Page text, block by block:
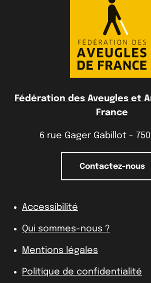
Fédération des Aveugles et
France
6 rue Gager Gabillot -
Contactez-nous
Accessibilité
Qui sommes-nous ?
Mentions légales
Politique de confidentialité